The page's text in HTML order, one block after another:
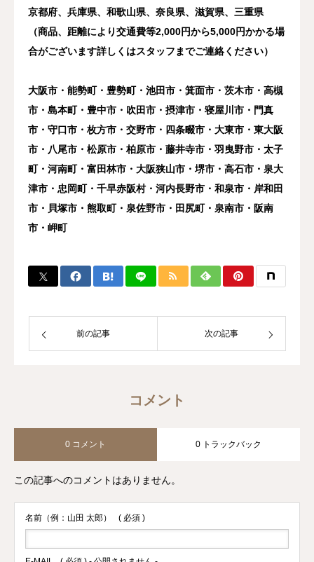
京都府、兵庫県、和歌山県、奈良県、滋賀県、三重県
（商品、距離により交通費等2,000円から5,000円かかる場
合がございます詳しくはスタッフまでご連絡ください）
大阪市・能勢町・豊勢町・池田市・箕面市・茨木市・高槻
市・島本町・豊中市・吹田市・摂津市・寝屋川市・門真
市・守口市・枚方市・交野市・四条畷市・大東市・東大阪
市・八尾市・松原市・柏原市・藤井寺市・羽曳野市・太子
町・河南町・富田林市・大阪狭山市・堺市・高石市・泉大
津市・忠岡町・千早赤阪村・河内長野市・和泉市・岸和田
市・貝塚市・熊取町・泉佐野市・田尻町・泉南市・阪南
市・岬町
前の記事 次の記事
コメント
0 コメント 0 トラックバック
この記事へのコメントはありません。
名前（例：山田 太郎） ( 必須 )